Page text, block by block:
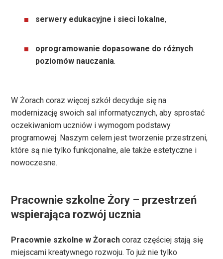
serwery edukacyjne i sieci lokalne,
oprogramowanie dopasowane do różnych
poziomów nauczania.
W Żorach coraz więcej szkół decyduje się na
modernizację swoich sal informatycznych, aby sprostać
oczekiwaniom uczniów i wymogom podstawy
programowej. Naszym celem jest tworzenie przestrzeni,
które są nie tylko funkcjonalne, ale także estetyczne i
nowoczesne.
Pracownie szkolne Żory – przestrzeń
wspierająca rozwój ucznia
Pracownie szkolne w Żorach coraz częściej stają się
miejscami kreatywnego rozwoju. To już nie tylko